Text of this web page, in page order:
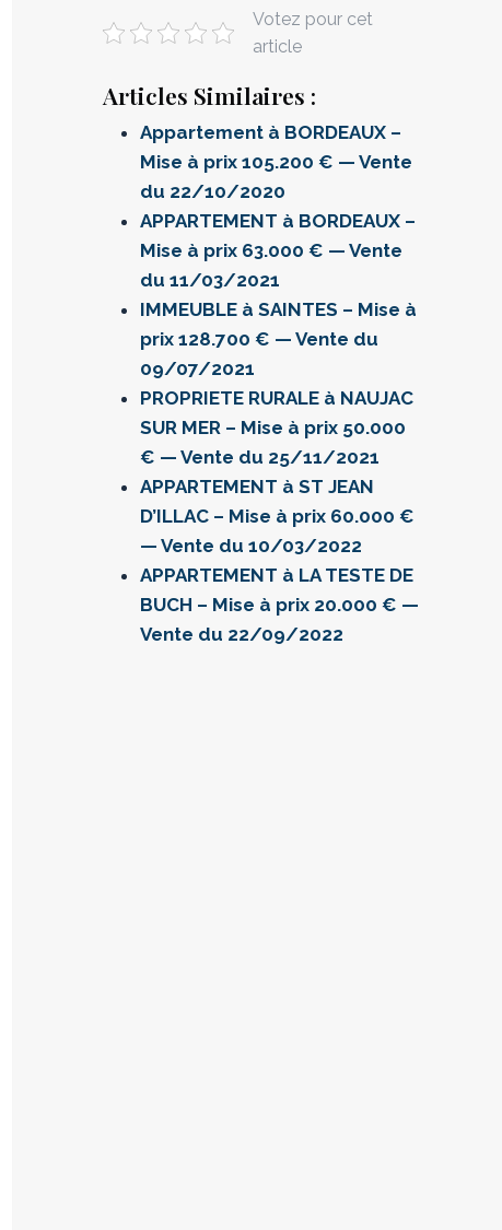
Votez pour cet
article
Articles Similaires :
Appartement à BORDEAUX –
Mise à prix 105.200 € — Vente
du 22/10/2020
APPARTEMENT à BORDEAUX –
Mise à prix 63.000 € — Vente
du 11/03/2021
IMMEUBLE à SAINTES – Mise à
prix 128.700 € — Vente du
09/07/2021
PROPRIETE RURALE à NAUJAC
SUR MER – Mise à prix 50.000
€ — Vente du 25/11/2021
APPARTEMENT à ST JEAN
D’ILLAC – Mise à prix 60.000 €
— Vente du 10/03/2022
APPARTEMENT à LA TESTE DE
BUCH – Mise à prix 20.000 € —
Vente du 22/09/2022